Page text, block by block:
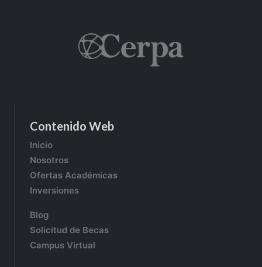
Contenido Web
Inicio
Nosotros
Ofertas Académicas
Inversiones
Blog
Solicitud de Becas
Campus Virtual